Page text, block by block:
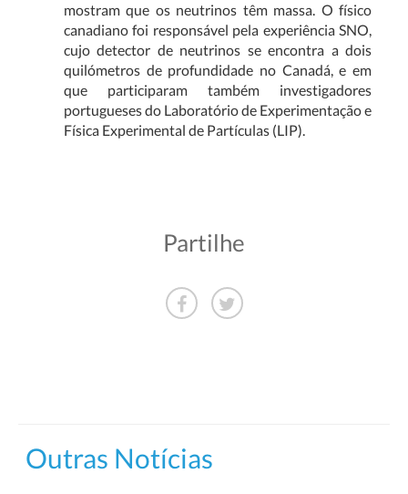
mostram que os neutrinos têm massa. O físico
canadiano foi responsável pela experiência SNO,
cujo detector de neutrinos se encontra a dois
quilómetros de profundidade no Canadá, e em
que participaram também investigadores
portugueses do Laboratório de Experimentação e
Física Experimental de Partículas (LIP).
Partilhe
Outras Notícias